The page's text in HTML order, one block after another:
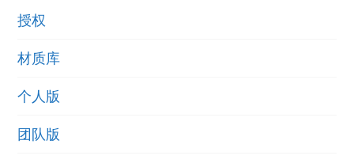
授权
材质库
个人版
团队版